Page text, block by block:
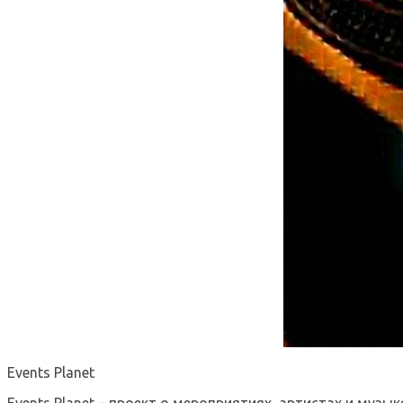
Events Planet